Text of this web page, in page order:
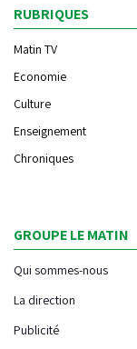
RUBRIQUES
Matin TV
Economie
Culture
Enseignement
Chroniques
GROUPE LE MATIN
Qui sommes-nous
La direction
Publicité